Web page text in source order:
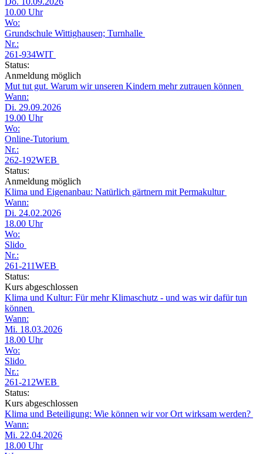
10.00 Uhr
Wo:
Grundschule Wittighausen; Turnhalle
Nr.:
261-934WIT
Status:
Anmeldung möglich
Mut tut gut. Warum wir unseren Kindern mehr zutrauen können
Wann:
Di. 29.09.2026
19.00 Uhr
Wo:
Online-Tutorium
Nr.:
262-192WEB
Status:
Anmeldung möglich
Klima und Eigenanbau: Natürlich gärtnern mit Permakultur
Wann:
Di. 24.02.2026
18.00 Uhr
Wo:
Slido
Nr.:
261-211WEB
Status:
Kurs abgeschlossen
Klima und Kultur: Für mehr Klimaschutz - und was wir dafür tun
können
Wann:
Mi. 18.03.2026
18.00 Uhr
Wo:
Slido
Nr.:
261-212WEB
Status:
Kurs abgeschlossen
Klima und Beteiligung: Wie können wir vor Ort wirksam werden?
Wann:
Mi. 22.04.2026
18.00 Uhr